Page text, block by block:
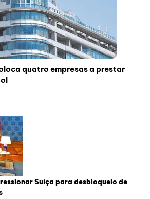
quatro empresas a prestar
Suíça para desbloqueio de